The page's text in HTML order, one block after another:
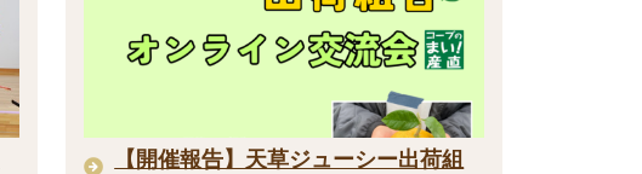
【開催報告】天草ジューシー出荷組